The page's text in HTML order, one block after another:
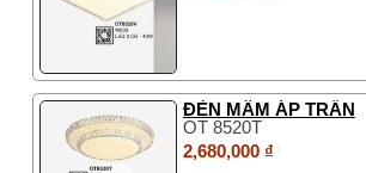
ĐÈN MÂM ÁP TRẦN
OT 8520T
2,680,000 ₫